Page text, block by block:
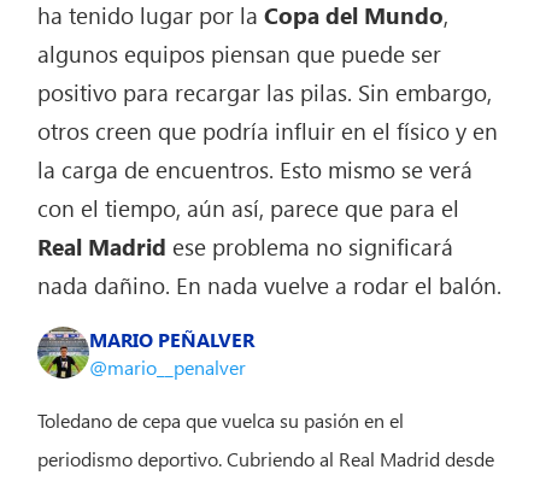
ha tenido lugar por laCopa del Mundo,
algunos equipos piensan que puede ser
positivo para recargar las pilas. Sin embargo,
otros creen que podría influir en el físico y en
la carga de encuentros. Esto mismo se verá
con el tiempo, aún así, parece que para el
Real Madrid ese problema no significará
nada dañino. En nada vuelve a rodar el balón.
MARIO PEÑALVER
@mario__penalver
Toledano de cepa que vuelca su pasión en el
periodismo deportivo. Cubriendo al Real Madrid desde